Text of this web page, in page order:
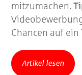
mitzumachen.
Chancen auf
Artikel lesen